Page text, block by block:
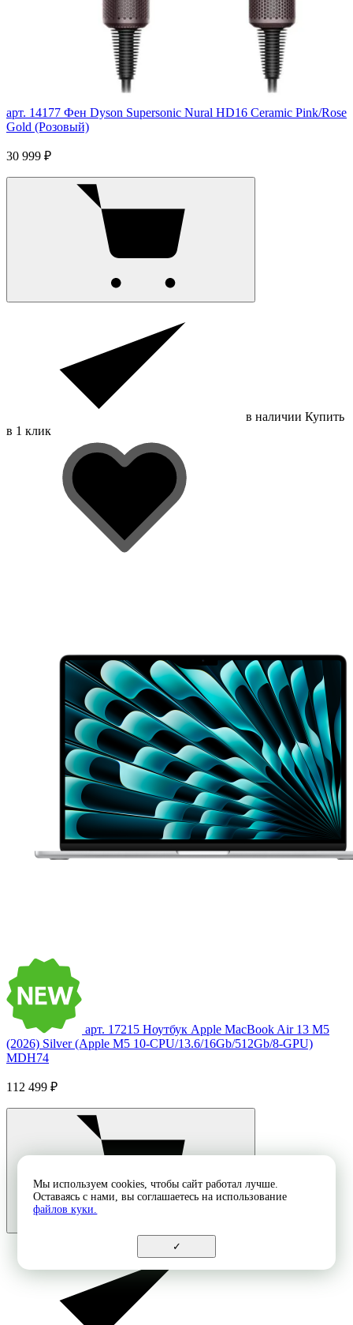
арт. 14177 Фен Dyson Supersonic Nural HD16 Ceramic Pink/Rose
Gold (Розовый)
30 999 ₽
в наличии Купить
в 1 клик
арт. 17215 Ноутбук Apple MacBook Air 13 M5
(2026) Silver (Apple M5 10-CPU/13.6/16Gb/512Gb/8-GPU)
MDH74
112 499 ₽
Мы используем cookies, чтобы сайт работал лучше.
Оставаясь с нами, вы соглашаетесь на использование
файлов куки.
✓